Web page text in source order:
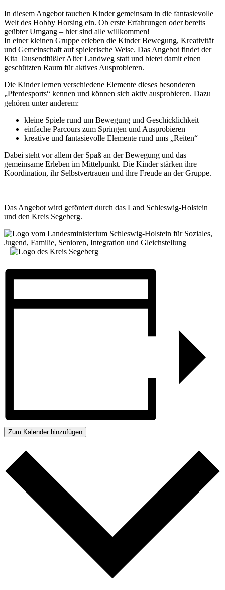
In diesem Angebot tauchen Kinder gemeinsam in die fantasievolle
Welt des Hobby Horsing ein. Ob erste Erfahrungen oder bereits
geübter Umgang – hier sind alle willkommen!
In einer kleinen Gruppe erleben die Kinder Bewegung, Kreativität
und Gemeinschaft auf spielerische Weise. Das Angebot findet der
Kita Tausendfüßler Alter Landweg statt und bietet damit einen
geschützten Raum für aktives Ausprobieren.
Die Kinder lernen verschiedene Elemente dieses besonderen
„Pferdesports“ kennen und können sich aktiv ausprobieren. Dazu
gehören unter anderem:
kleine Spiele rund um Bewegung und Geschicklichkeit
einfache Parcours zum Springen und Ausprobieren
kreative und fantasievolle Elemente rund ums „Reiten“
Dabei steht vor allem der Spaß an der Bewegung und das
gemeinsame Erleben im Mittelpunkt. Die Kinder stärken ihre
Koordination, ihr Selbstvertrauen und ihre Freude an der Gruppe.
Das Angebot wird gefördert durch das Land Schleswig-Holstein
und den Kreis Segeberg.
Zum Kalender hinzufügen